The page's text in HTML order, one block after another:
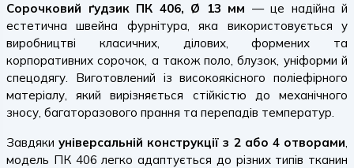
Сорочковий ґудзик ПК 406, Ø 13 мм — це надійна й
естетична швейна фурнітура, яка використовується у
виробництві класичних, ділових, формених та
корпоративних сорочок, а також поло, блузок, уніформи й
спецодягу. Виготовлений із високоякісного поліефірного
матеріалу, який вирізняється стійкістю до механічного
зносу, багаторазового прання та перепадів температур.
Завдякиуніверсальній конструкції з 2 або 4 отворами,
модель ПК 406 легко адаптується до різних типів тканин